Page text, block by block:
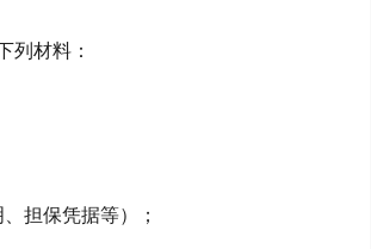
列材料：
担保凭据等）；